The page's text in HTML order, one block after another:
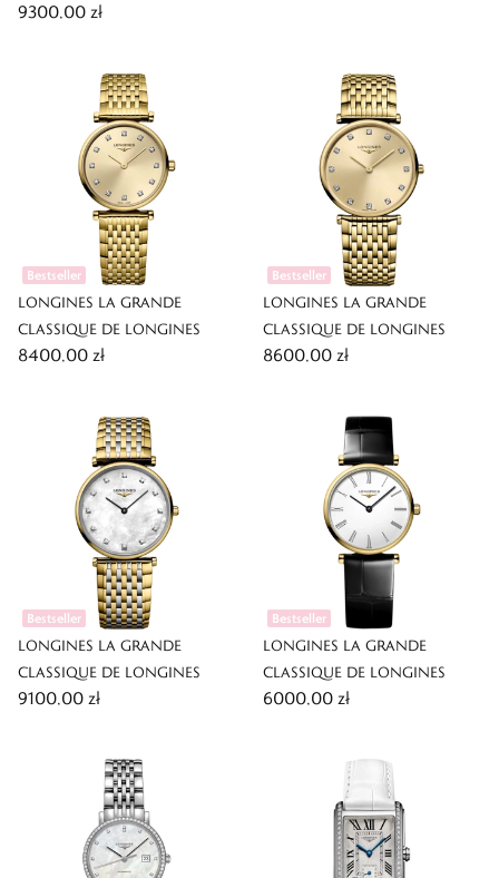
9300,00 zł
Bestseller
LONGINES LA GRANDE
CLASSIQUE DE LONGINES
8400,00 zł
Bestseller
LONGINES LA GRANDE
CLASSIQUE DE LONGINES
8600,00 zł
Bestseller
LONGINES LA GRANDE
CLASSIQUE DE LONGINES
9100,00 zł
Bestseller
LONGINES LA GRANDE
CLASSIQUE DE LONGINES
6000,00 zł